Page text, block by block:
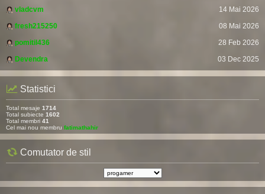
vladcvm
14 Mai 2026
fresh215250
08 Mai 2026
pomitil436
28 Feb 2026
Devendra
03 Dec 2025
Statistici
Total mesaje 1714
Total subiecte 1602
Total membri 41
Cel mai nou membru fatimathahir
Comutator de stil